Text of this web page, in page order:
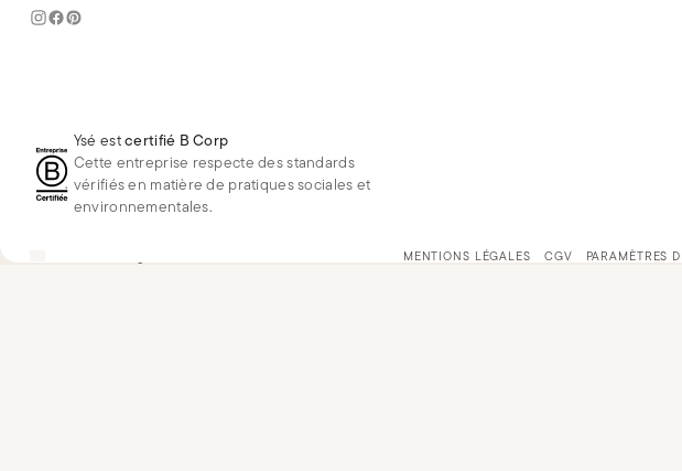
Ysé estcertifié B Corp
Cette entreprise respecte des standards
vérifiés en matière de pratiques sociales et
environnementales.
MENTIONS LÉGALES CGV PARAMÈTRES